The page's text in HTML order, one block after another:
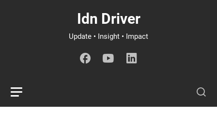
Idn Driver
Update • Insight • Impact